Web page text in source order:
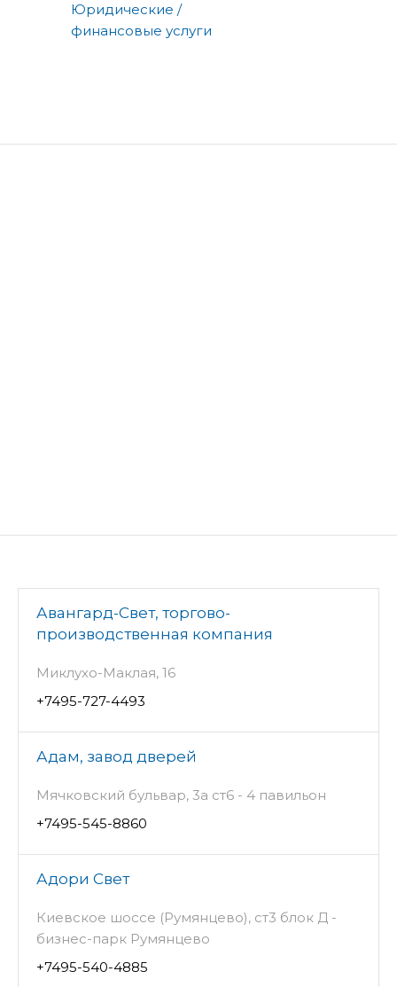
Юридические /
финансовые услуги
Авангард-Свет, торгово-
производственная компания
Миклухо-Маклая, 16
+7495-727-4493
Адам, завод дверей
Мячковский бульвар, 3а ст6 - 4 павильон
+7495-545-8860
Адори Свет
Киевское шоссе (Румянцево), ст3 блок Д -
бизнес-парк Румянцево
+7495-540-4885